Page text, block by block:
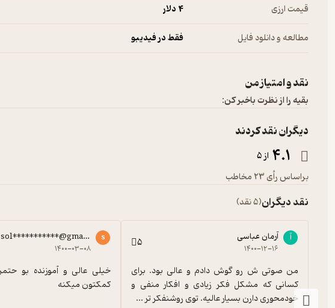
قیمت ارزی 4 دلار
مطالعه و دانلود فایل فقط در فیدیبو
نقد و امتیاز من
بقیه را از نظرت باخبر کن:
دیگران نقد کردند
4.1 از 5
براساس رأی 23 مخاطب
نقد دیگران(5 نقد)
آ آرمان عباسی
۱۴۰۰-۱۲-۱۶ 5
خودمحوری دارن بسیار عالیه. توی روشنفکر تر ...
s
sol***********@gmail.com
۱۴۰۰-۰۳-۰۸
کمکتون میکنه